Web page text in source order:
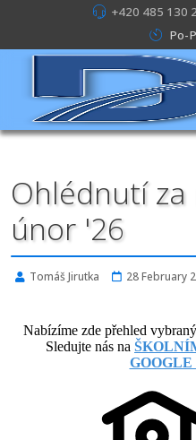
+420 485 130
Po-
Ohlédnutí za
únor '26
Tomáš Jirutka 28 February